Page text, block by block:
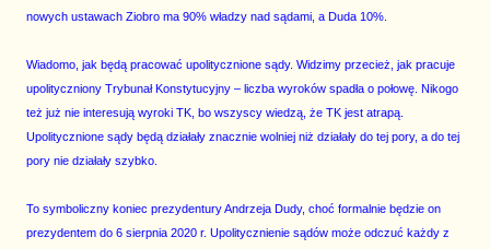
nowych ustawach Ziobro ma 90% władzy nad sądami, a Duda 10%.
Wiadomo, jak będą pracować upolitycznione sądy. Widzimy przecież, jak pracuje
upolityczniony Trybunał Konstytucyjny – liczba wyroków spadła o połowę. Nikogo
też już nie interesują wyroki TK, bo wszyscy wiedzą, że TK jest atrapą.
Upolitycznione sądy będą działały znacznie wolniej niż działały do tej pory, a do tej
pory nie działały szybko.
To symboliczny koniec prezydentury Andrzeja Dudy, choć formalnie będzie on
prezydentem do 6 sierpnia 2020 r. Upolitycznienie sądów może odczuć każdy z